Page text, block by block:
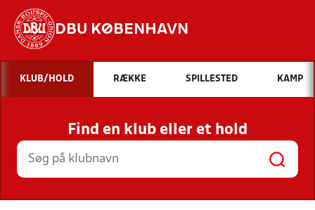
DBU KØBENHAVN
Hvad vil du søge efter?
INDHOLD OG NYHEDER
STILLINGER, RESULTATER, KLUBBER OG
HOLD
KLUB/HOLD RÆKKE SPILLESTED KAMP
Find en klub eller et hold